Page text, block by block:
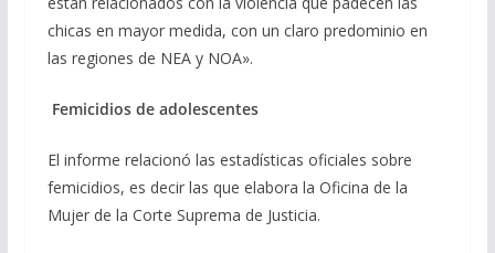
chicas en mayor medida, con un claro predominio en
las regiones de NEA y NOA».
Femicidios de adolescentes
El informe relacionó las estadísticas oficiales sobre
femicidios, es decir las que elabora la Oficina de la
Mujer de la Corte Suprema de Justicia.